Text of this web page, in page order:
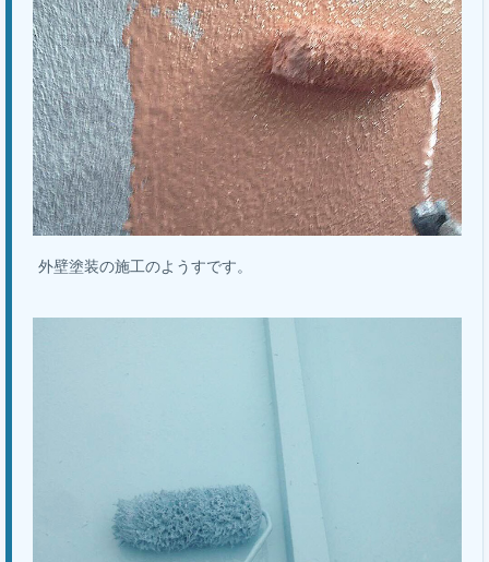
外壁塗装の施工のようすです。